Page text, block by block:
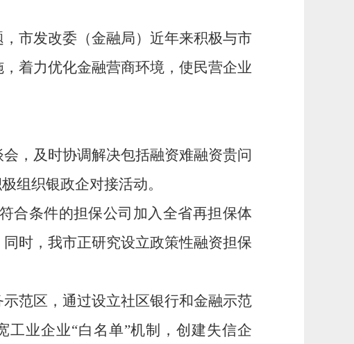
市发改委（金融局）近年来积极与市
着力优化金融营商环境，使民营企业
，及时协调解决包括融资难融资贵问
组织银政企对接活动。
合条件的担保公司加入全省再担保体
时，我市正研究设立政策性融资担保
范区，通过设立社区银行和金融示范
业企业“白名单”机制，创建失信企